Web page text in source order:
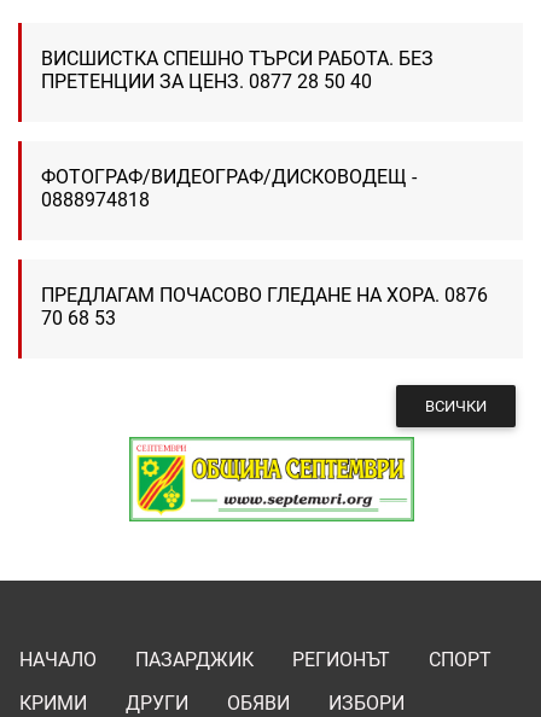
ВИСШИСТКА СПЕШНО ТЪРСИ РАБОТА. БЕЗ
ПРЕТЕНЦИИ ЗА ЦЕНЗ. 0877 28 50 40
ФОТОГРАФ/ВИДЕОГРАФ/ДИСКОВОДЕЩ -
0888974818
ПРЕДЛАГАМ ПОЧАСОВО ГЛЕДАНЕ НА ХОРА. 0876
70 68 53
ВСИЧКИ
НАЧАЛО ПАЗАРДЖИК РЕГИОНЪТ
СПОРТ
КРИМИ
ДРУГИ ОБЯВИ
ИЗБОРИ